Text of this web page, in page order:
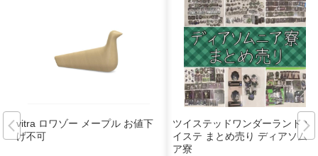
vitra ロワゾー メープル お値下
げ不可
ツイステッドワンダーランド ツ
イステ まとめ売り ディアソムニ
ア寮